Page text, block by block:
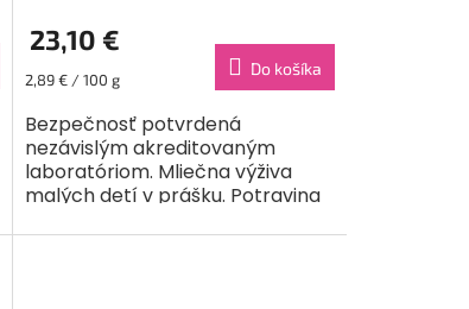
23,10 €
Jednotková
2,89 € / 100 g
Do košíka
Bezpečnosť potvrdená
nezávislým akreditovaným
laboratóriom. Mliečna výživa
malých detí v prášku. Potravina
od ukončeného 12. do 24....